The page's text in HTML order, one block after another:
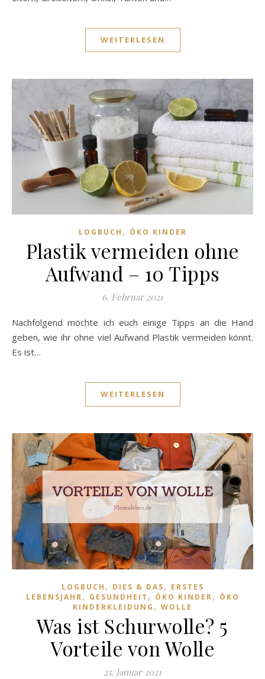
WEITERLESEN
LOGBUCH , ÖKO KINDER
Plastik vermeiden ohne
Aufwand – 10 Tipps
6. Februar 2021
Nachfolgend möchte ich euch einige Tipps an die Hand
geben, wie ihr ohne viel Aufwand Plastik vermeiden könnt.
Es ist…
WEITERLESEN
LOGBUCH , DIES & DAS, ERSTES
LEBENSJAHR, GESUNDHEIT , ÖKO KINDER, ÖKO
KINDERKLEIDUNG , WOLLE
Was ist Schurwolle? 5
Vorteile von Wolle
25. Januar 2021